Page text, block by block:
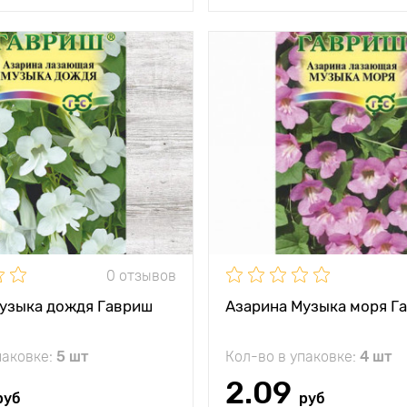
0 отзывов
дождя Гавриш
5 шт
нежные
белоснежные
колокольчики
300 - 350 см
40 х 50 см
солнечное место
однолетник
декорирования
балконов, беседок,
Азарина Музыка моря
Кол-во в упаковке: 4 шт
2.09 руб
Особенности Волна
Высота растения
Растояние между
растениями
Местоположение